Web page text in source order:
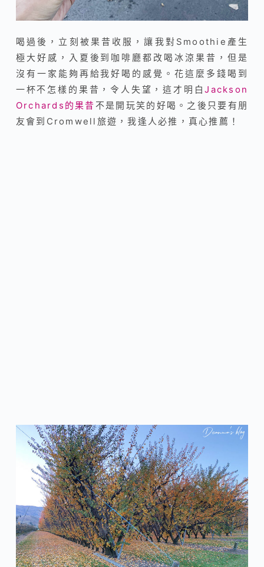
喝過後，立刻被果昔收服，讓我對Smoothie產生
極大好感，入夏後到咖啡廳都改喝冰涼果昔，但是
沒有一家能夠再給我好喝的感覺。花這麼多錢喝到
一杯不怎樣的果昔，令人失望，這才明白Jackson
Orchards的果昔 不是開玩笑的好喝。之後只要有朋
友會到Cromwell旅遊，我逢人必推，真心推薦！